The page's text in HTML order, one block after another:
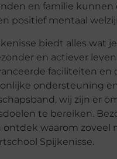
en familie kunnen
positief mentaal
biedt alles wat
en actiever
faciliteiten en
ondersteuning
wij zijn er
te bereiken.
ontdek waarom zoveel
Spijkenisse.